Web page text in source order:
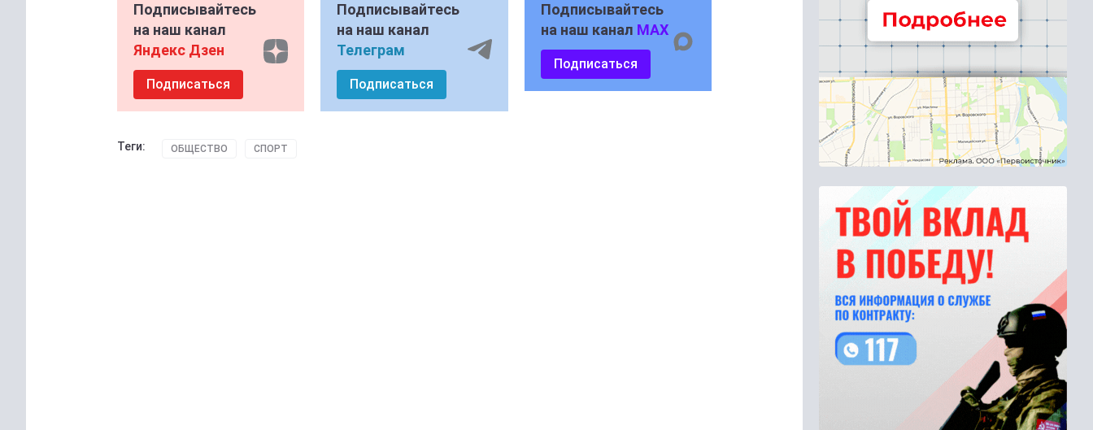
Подписывайтесь
на наш канал
Яндекс Дзен
Подписаться
Подписывайтесь
на наш канал
Телеграм
Подписаться
Подписывайтесь
на наш канал MAX
Подписаться
Теги: ОБЩЕСТВО СПОРТ